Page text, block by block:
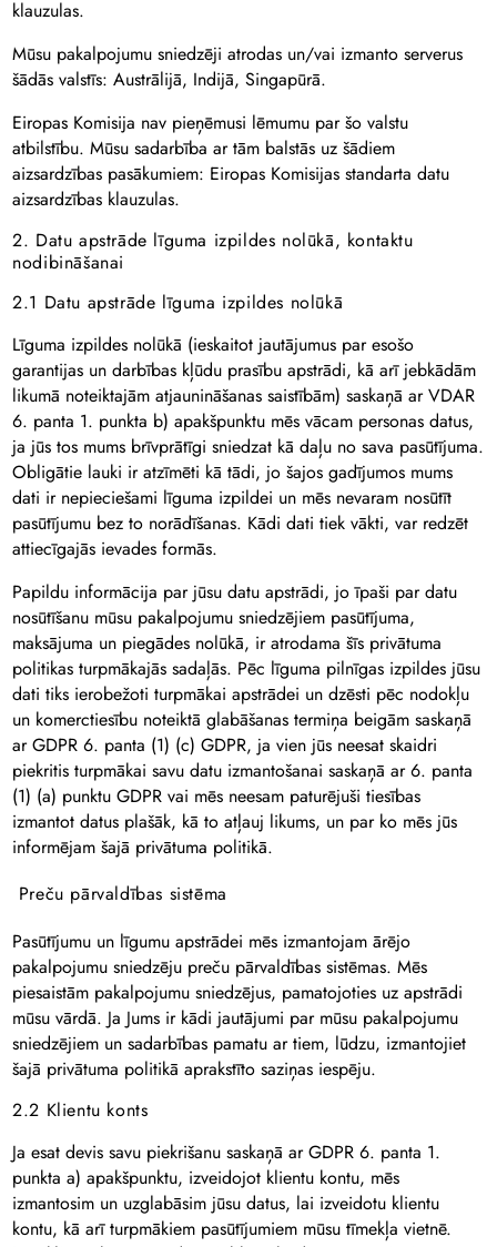
klauzulas.
Mūsu pakalpojumu sniedzēji atrodas un/vai izmanto serverus
šādās valstīs: Austrālijā, Indijā, Singapūrā.
Eiropas Komisija nav pieņēmusi lēmumu par šo valstu
atbilstību. Mūsu sadarbība ar tām balstās uz šādiem
aizsardzības pasākumiem: Eiropas Komisijas standarta datu
aizsardzības klauzulas.
2. Datu apstrāde līguma izpildes nolūkā, kontaktu
nodibināšanai
2.1 Datu apstrāde līguma izpildes nolūkā
Līguma izpildes nolūkā (ieskaitot jautājumus par esošo
garantijas un darbības kļūdu prasību apstrādi, kā arī jebkādām
likumā noteiktajām atjaunināšanas saistībām) saskaņā ar VDAR
6. panta 1. punkta b) apakšpunktu mēs vācam personas datus,
ja jūs tos mums brīvprātīgi sniedzat kā daļu no sava pasūtījuma.
Obligātie lauki ir atzīmēti kā tādi, jo šajos gadījumos mums
dati ir nepieciešami līguma izpildei un mēs nevaram nosūtīt
pasūtījumu bez to norādīšanas. Kādi dati tiek vākti, var redzēt
attiecīgajās ievades formās.
Papildu informācija par jūsu datu apstrādi, jo īpaši par datu
nosūtīšanu mūsu pakalpojumu sniedzējiem pasūtījuma,
maksājuma un piegādes nolūkā, ir atrodama šīs privātuma
politikas turpmākajās sadaļās. Pēc līguma pilnīgas izpildes jūsu
dati tiks ierobežoti turpmākai apstrādei un dzēsti pēc nodokļu
un komerctiesību noteiktā glabāšanas termiņa beigām saskaņā
ar GDPR 6. panta (1) (c) GDPR, ja vien jūs neesat skaidri
piekritis turpmākai savu datu izmantošanai saskaņā ar 6. panta
(1) (a) punktu GDPR vai mēs neesam paturējuši tiesības
izmantot datus plašāk, kā to atļauj likums, un par ko mēs jūs
informējam šajā privātuma politikā.
Preču pārvaldības sistēma
Pasūtījumu un līgumu apstrādei mēs izmantojam ārējo
pakalpojumu sniedzēju preču pārvaldības sistēmas. Mēs
piesaistām pakalpojumu sniedzējus, pamatojoties uz apstrādi
mūsu vārdā. Ja Jums ir kādi jautājumi par mūsu pakalpojumu
sniedzējiem un sadarbības pamatu ar tiem, lūdzu, izmantojiet
šajā privātuma politikā aprakstīto saziņas iespēju.
2.2 Klientu konts
Ja esat devis savu piekrišanu saskaņā ar GDPR 6. panta 1.
punkta a) apakšpunktu, izveidojot klientu kontu, mēs
izmantosim un uzglabāsim jūsu datus, lai izveidotu klientu
kontu, kā arī turpmākiem pasūtījumiem mūsu tīmekļa vietnē.